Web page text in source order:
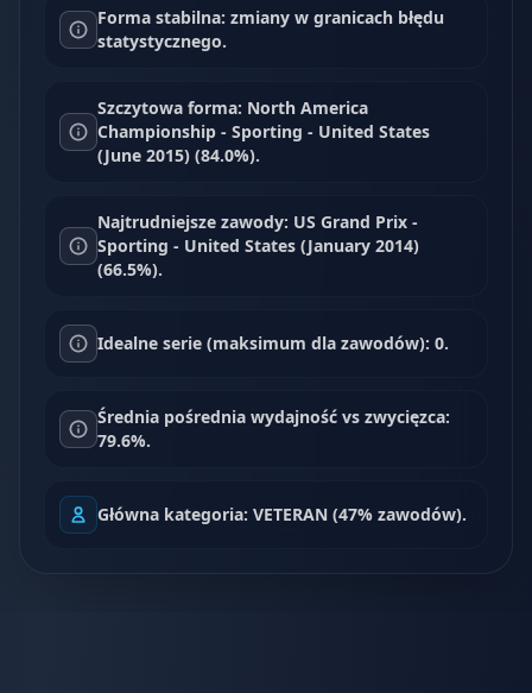
Forma stabilna: zmiany w granicach błędu
statystycznego.
Szczytowa forma: North America
Championship - Sporting - United States
(June 2015) (84.0%).
Najtrudniejsze zawody: US Grand Prix -
Sporting - United States (January 2014)
(66.5%).
Idealne serie (maksimum dla zawodów): 0.
Średnia pośrednia wydajność vs zwycięzca:
79.6%.
Główna kategoria: VETERAN (47% zawodów).